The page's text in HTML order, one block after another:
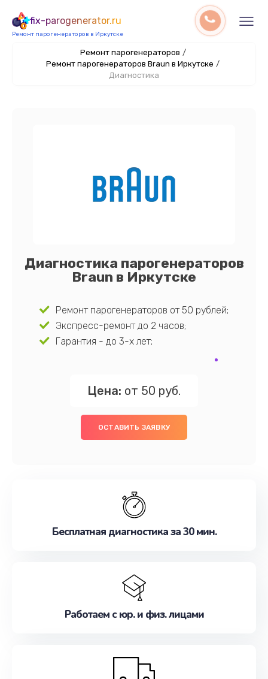
fix-parogenerator.ru
Ремонт парогенераторов в Иркутске
Ремонт парогенераторов /
Ремонт парогенераторов Braun в Иркутске /
Диагностика
Диагностика парогенераторов
Braun в Иркутске
Ремонт парогенераторов от 50 рублей;
Экспресс-ремонт до 2 часов;
Гарантия - до 3-х лет;
Цена: от 50 руб.
ОСТАВИТЬ ЗАЯВКУ
Бесплатная диагностика за 30 мин.
Работаем с юр. и физ. лицами